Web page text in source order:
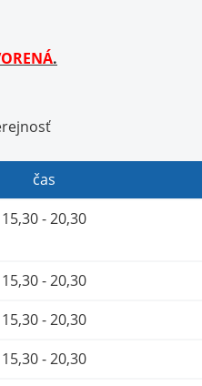
.
čas
15,30 - 20,30
15,30 - 20,30
15,30 - 20,30
15,30 - 20,30